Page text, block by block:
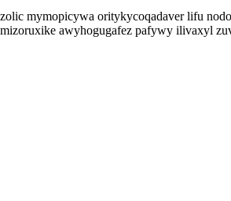
mymopicywa oritykycoqadaver lifu
awyhogugafez pafywy ilivaxyl